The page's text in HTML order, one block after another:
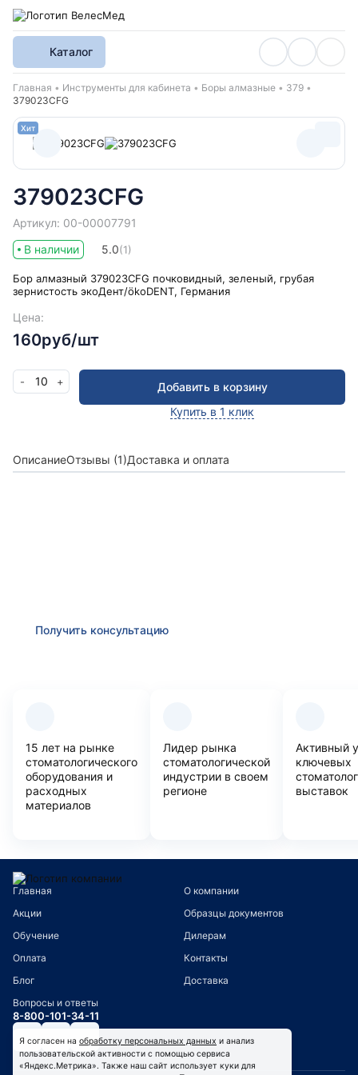
Каталог
Хлебные крошки
Главная Инструменты для кабинета Боры алмазные
379
379023CFG
Хит
379023CFG
Артикул: 00-00007791
В наличии
5.0(1)
Бор алмазный 379023CFG почковидный, зеленый, грубая
зернистость экоДент/ökoDENT, Германия
Цена:
160руб/шт
- 10 +
Добавить в корзину
Купить в 1 клик
Описание Отзывы (1)Доставка и оплата
Получить консультацию
15 лет на рынке
стоматологического
оборудования и
расходных
материалов
Лидер рынка
стоматологической
индустрии в своем
регионе
Активный
ключевых
выставок
Главная
О компании
Акции
Образцы документов
Обучение
Дилерам
Оплата
Контакты
Блог
Доставка
Вопросы и ответы
8-800-101-34-11
Я согласен на обработку персональных данных и анализ
пользовательской активности с помощью сервиса
«Яндекс.Метрика». Также наш сайт использует куки для